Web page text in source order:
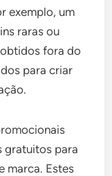
exemplo, um
raras ou
fora do
para criar
gratuitos para
marca. Estes